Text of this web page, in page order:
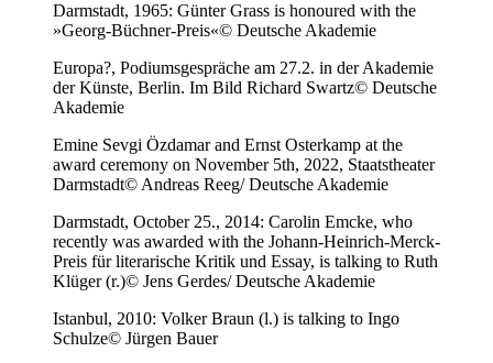
Darmstadt, 1965: Günter Grass is honoured with the
»Georg-Büchner-Preis«© Deutsche Akademie
Europa?, Podiumsgespräche am 27.2. in der Akademie
der Künste, Berlin. Im Bild Richard Swartz© Deutsche
Akademie
Emine Sevgi Özdamar and Ernst Osterkamp at the
award ceremony on November 5th, 2022, Staatstheater
Darmstadt© Andreas Reeg/ Deutsche Akademie
Darmstadt, October 25., 2014: Carolin Emcke, who
recently was awarded with the Johann-Heinrich-Merck-
Preis für literarische Kritik und Essay, is talking to Ruth
Klüger (r.)© Jens Gerdes/ Deutsche Akademie
Istanbul, 2010: Volker Braun (l.) is talking to Ingo
Schulze© Jürgen Bauer